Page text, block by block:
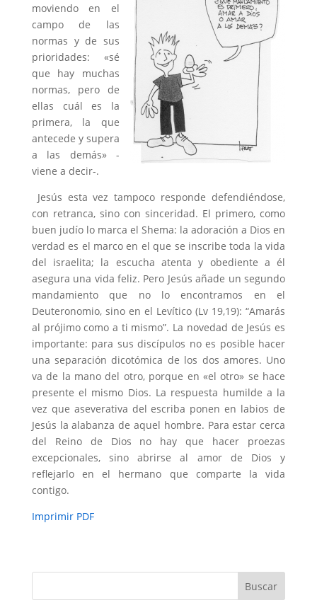
moviendo en el
campo de las
normas y de sus
prioridades: «sé
que hay muchas
normas, pero de
ellas cuál es la
primera, la que
antecede y supera
a las demás» -
viene a decir-.
Jesús esta vez tampoco responde defendiéndose,
con retranca, sino con sinceridad. El primero, como
buen judío lo marca el Shema: la adoración a Dios en
verdad es el marco en el que se inscribe toda la vida
del israelita; la escucha atenta y obediente a él
asegura una vida feliz. Pero Jesús añade un segundo
mandamiento que no lo encontramos en el
Deuteronomio, sino en el Levítico (Lv 19,19): “Amarás
al prójimo como a ti mismo”. La novedad de Jesús es
importante: para sus discípulos no es posible hacer
una separación dicotómica de los dos amores. Uno
va de la mano del otro, porque en «el otro» se hace
presente el mismo Dios. La respuesta humilde a la
vez que aseverativa del escriba ponen en labios de
Jesús la alabanza de aquel hombre. Para estar cerca
del Reino de Dios no hay que hacer proezas
excepcionales, sino abrirse al amor de Dios y
reflejarlo en el hermano que comparte la vida
contigo.
Imprimir PDF
Buscar